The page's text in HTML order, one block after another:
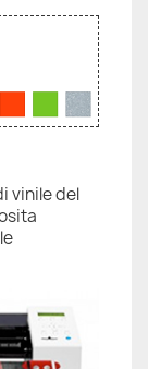
vinile del